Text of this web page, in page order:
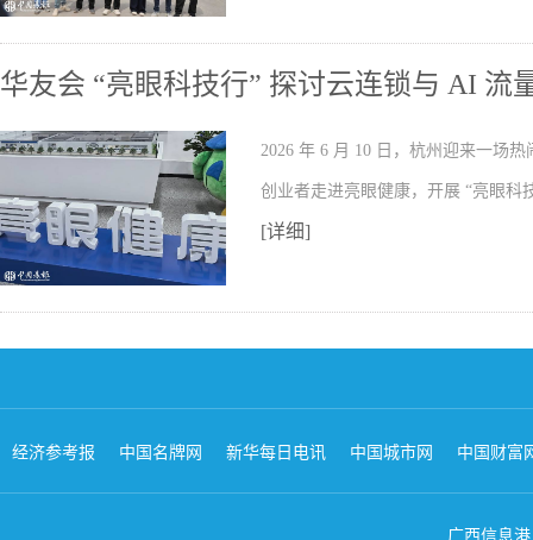
华友会 “亮眼科技行” 探讨云连锁与 AI 流
2026 年 6 月 10 日，杭州迎来一场
创业者走进亮眼健康，开展 “亮眼科
[详细]
经济参考报 中国名牌网 新华每日电讯 中国城市网 中国财富
广西信息